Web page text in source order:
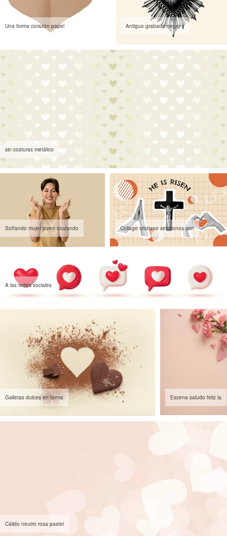
Una forma corazón papel Antiguo grabado negro y
sin costuras metálico
Soñando mujer joven cruzando Collage cristiano semitonos con
A las redes sociales
Galletas dulces en forma Escena saludo feliz la
Cálido neutro rosa pastel